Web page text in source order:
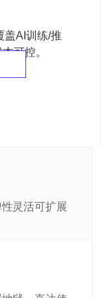
盖AI训练/推
可控。
灵活可扩展